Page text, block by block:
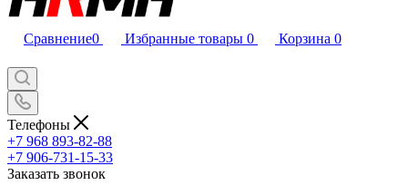
Сравнение0 Избранные товары 0 Корзина 0
Телефоны
+7 968 893-82-88
+7 906-731-15-33
Заказать звонок